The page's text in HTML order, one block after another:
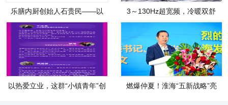
乐膳内厨创始人石贵民——以
3～130Hz超宽频，冷暖双舒
以热爱立业，这群“小镇青年”创
燃爆仲夏！淮海“五新战略”亮